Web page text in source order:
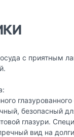
с приятным
безопасный
глазури.
вид на